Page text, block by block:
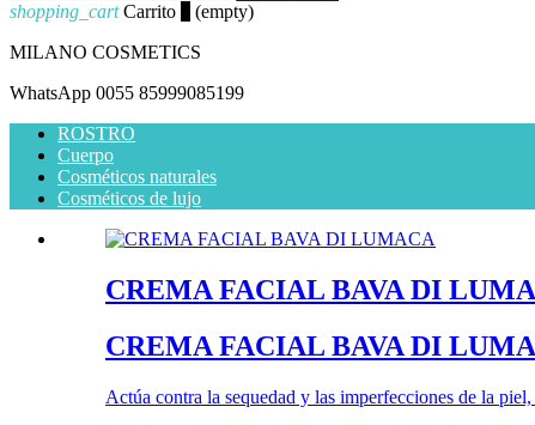
shopping_cart Carrito
(empty)
MILANO COSMETICS
WhatsApp 0055 85999085199
ROSTRO
Cuerpo
Cosméticos naturales
Cosméticos de lujo
CREMA FACIAL BAVA DI
CREMA FACIAL BAVA DI
Actúa contra la sequedad y las imperfecciones de la